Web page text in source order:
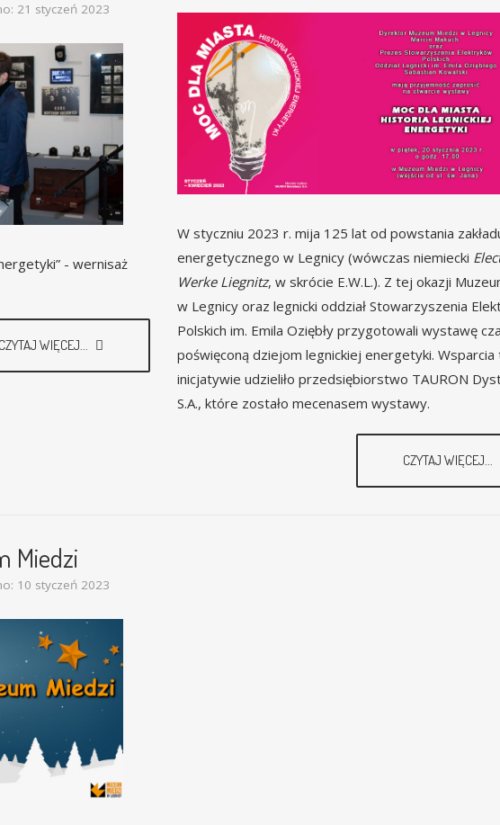
21 styczeń 2023
- wernisaż
CZYTAJ WIĘCEJ...
W styczniu 2023 r. mija 125 lat od powstania
energetycznego w Legnicy (wówczas niemiecki
Werke Liegnitz, w skrócie E.W.L.). Z tej okazji
w Legnicy oraz legnicki oddział Stowarzyszenia
Polskich im. Emila Oziębły przygotowali wystawę
poświęconą dziejom legnickiej energetyki. Wsparcia
inicjatywie udzieliło przedsiębiorstwo TAURON
S.A., które zostało mecenasem wystawy.
CZYTAJ WIĘCEJ...
Miedzi
10 styczeń 2023